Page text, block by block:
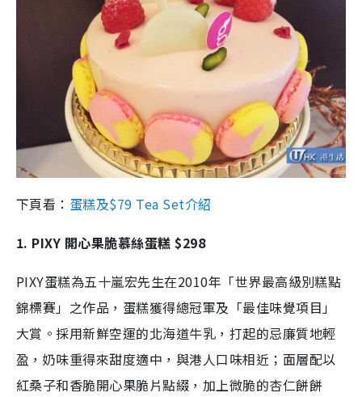
下頁看： 蛋糕及$79 Tea Set介紹
1. PIXY 開心果脆慕絲蛋糕 $298
PIXY蛋糕為五十嵐宏先生在2010年「世界最高級別糕點
錦標賽」之作品，蛋糕獲得總冠軍及「最佳味覺項目」
大賞。採用新鮮空運的北海道牛乳，打起的忌廉質地輕
盈，奶味重得來甜度適中，與港人口味相近；面層配以
紅桑子和香脆開心果脆片點綴，加上微脆的杏仁餅餅